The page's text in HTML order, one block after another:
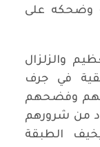
وضحكه على
والزلزال
في جرف
وفضحهم
من شرورهم
الطبقة